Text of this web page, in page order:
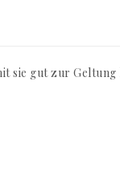
sie gut zur Geltung